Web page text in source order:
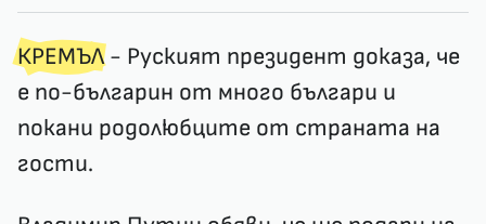
КРЕМЪЛ- Руският президент доказа, че
е по-българин от много българи и
покани родолюбците от страната на
гости.